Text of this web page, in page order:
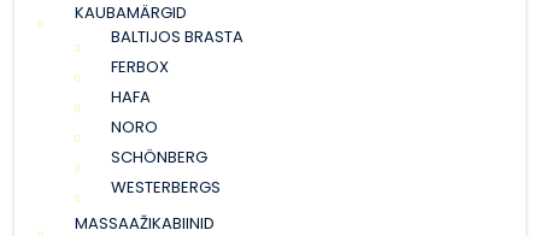
KAUBAMÄRGID
BALTIJOS BRASTA
FERBOX
HAFA
NORO
SCHÖNBERG
WESTERBERGS
MASSAAŽIKABIINID